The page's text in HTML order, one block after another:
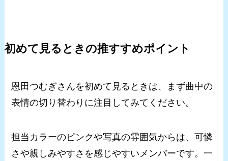
初めて見るときの推すすめポイント
恩田つむぎさんを初めて見るときは、まず曲中の
表情の切り替わりに注目してみてください。
担当カラーのピンクや写真の雰囲気からは、可憐
さや親しみやすさを感じやすいメンバーです。一